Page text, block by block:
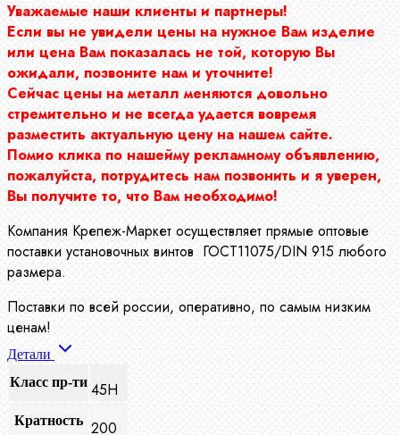
Уважаемые наши клиенты и партнеры!
Если вы не увидели цены на нужное Вам изделие
или цена Вам показалась не той, которую Вы
ожидали, позвоните нам и уточните!
Сейчас цены на металл меняются довольно
стремительно и не всегда удается вовремя
разместить актуальную цену на нашем сайте.
Помио клика по нашейму рекламному объявлению,
пожалуйста, потрудитесь нам позвонить и я уверен,
Вы получите то, что Вам необходимо!
Компания Крепеж-Маркет осуществляет прямые оптовые
поставки установочных винтов ГОСТ11075/DIN 915 любого
размера.
Поставки по всей россии, оперативно, по самым низким
ценам!
Детали
Класс пр-ти 45Н
Кратность 200